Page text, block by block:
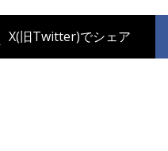
X(旧Twitter)でシェア